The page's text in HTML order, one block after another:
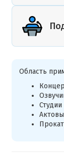
Область
Студии